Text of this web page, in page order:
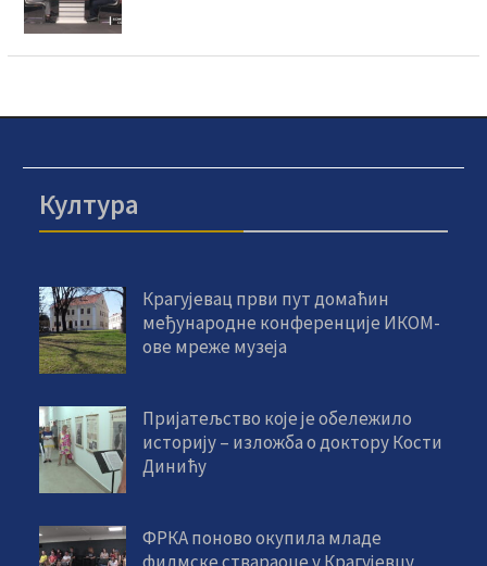
Култура
Крагујевац први пут домаћин
међународне конференције ИКОМ-
ове мреже музеја
Пријатељство које је обележило
историју – изложба о доктору Кости
Динићу
ФРКА поново окупила младе